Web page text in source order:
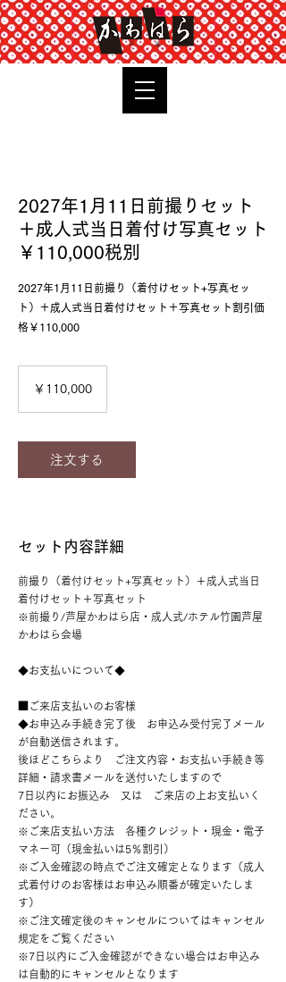
2027年1月11日前撮りセット
＋成人式当日着付け写真セット
￥110,000税別
2027年1月11日前撮り（着付けセット+写真セッ
ト）＋成人式当日着付けセット＋写真セット割引価
格￥110,000
￥110,000
注文する
セット内容詳細
前撮り（着付けセット+写真セット）＋成人式当日
着付けセット＋写真セット
※前撮り/芦屋かわはら店・成人式/ホテル竹園芦屋
かわはら会場
◆お支払いについて◆
■ご来店支払いのお客様
◆お申込み手続き完了後 お申込み受付完了メール
が自動送信されます。
後ほどこちらより ご注文内容・お支払い手続き等
詳細・請求書メールを送付いたしますので
7日以内にお振込み 又は ご来店の上お支払いく
ださい。
※ご来店支払い方法 各種クレジット・現金・電子
マネー可（現金払いは5％割引）
※ご入金確認の時点でご注文確定となります（成人
式着付けのお客様はお申込み順番が確定いたしま
す）
※ご注文確定後のキャンセルについてはキャンセル
規定をご覧ください
※7日以内にご入金確認ができない場合はお申込み
は自動的にキャンセルとなります